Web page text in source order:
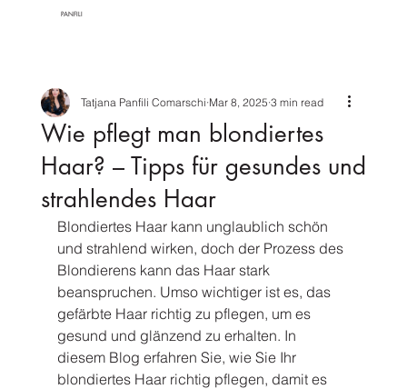
PANFILI
Wie pflegt man blondiertes
Haar? – Tipps für gesundes und
strahlendes Haar
Tatjana Panfili Comarschi Mar 8, 2025 3 min read
Blondiertes Haar kann unglaublich schön
und strahlend wirken, doch der Prozess des
Blondierens kann das Haar stark
beanspruchen. Umso wichtiger ist es, das
gefärbte Haar richtig zu pflegen, um es
gesund und glänzend zu erhalten. In
diesem Blog erfahren Sie, wie Sie Ihr
blondiertes Haar richtig pflegen, damit es